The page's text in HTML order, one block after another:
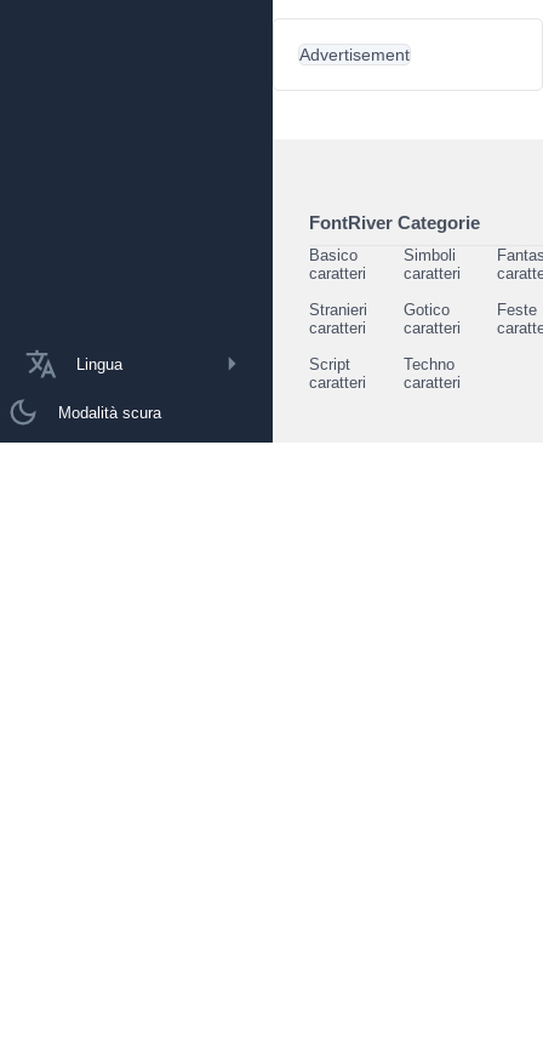
Lingua
Modalità scura
Advertisement
FontRiver Categorie
Basico
caratteri
Simboli
caratteri
Stranieri
caratteri
Gotico
caratteri
Feste
Script
caratteri
Techno
caratteri